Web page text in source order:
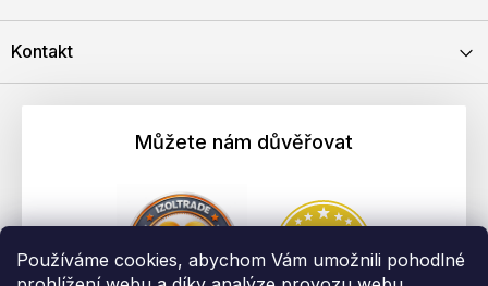
Používáme cookies, abychom Vám umožnili pohodlné
Kontakt
Můžete nám důvěřovat